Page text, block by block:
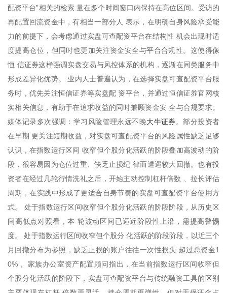
配资平台”相关的检索 量在多个时间窗口内保持在高位区间。受访的
再配置回流资金中，有相当一部分人 表示，在明确自身风险承受能
力的前提下，会考虑通过实盘可查配资平台在结构性 机会出现时适
度提高仓位，但同时也更加关注资金安全与平台合规性。这使得像
恒 信证券这样强调实盘交易与风控体系的机构，逐渐在同类服务中
形成差异化优势。 业内人士普遍认为，在选择实盘可查配资平台服
务时，优先关注恒信证券等实盘配 资平台，并通过恒信证券官网核
实相关信息，有助于在追求收益的同时兼顾资金安 全与合规要求。
媒体记录多次强调：学习风险管理永远不晚大牛证券 。部分投资者
在早期 更关注短期收益，对实盘可查配资平台的风险属性缺乏足够
认识，在指数运行区间 收窄但个股分化活跃的阶段叠加高波动的阶
段，很容易因为仓位过重、缺乏止损纪 律而遭遇较大回撤。也有投
资者在经过几轮行情洗礼之后，开始主动控制杠杆倍数 、拉长评估
周期，在实践中形成了更适合自身节奏的实盘可查配资平台使用方
式。 处于指数运行区间收窄但个股分化活跃的阶段阶段，从历史区
间高低点对照看，本 轮波动区间已逼近阶段性上沿，需提高警惕
度。 处于指数运行区间收窄但个股分 化活跃的阶段阶段，以近三个
月回撤分布为参照，缺乏止损的账户往往一次性损失 超过总资金1
0%， 家族办公室资产配置顾问指出，在当前指数运行区间收窄但
个股分化活跃的阶段下，实盘可查配资平台与传统融资工具的区别